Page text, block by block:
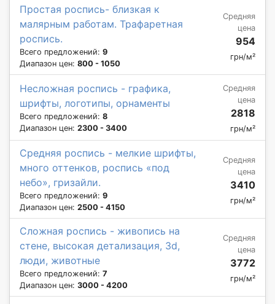
Простая роспись- близкая к
малярным работам. Трафаретная
роспись.
Всего предложений: 9
Диапазон цен: 800 - 1050
Средняя
цена
954
грн/м²
Несложная роспись - графика,
шрифты, логотипы, орнаменты
Всего предложений: 8
Диапазон цен: 2300 - 3400
Средняя
цена
2818
грн/м²
Средняя роспись - мелкие шрифты,
много оттенков, роспись «под
небо», гризайли.
Всего предложений: 9
Диапазон цен: 2500 - 4150
Средняя
цена
3410
грн/м²
Сложная роспись - живопись на
стене, высокая детализация, 3d,
люди, животные
Всего предложений: 7
Диапазон цен: 3000 - 4200
Средняя
цена
3772
грн/м²